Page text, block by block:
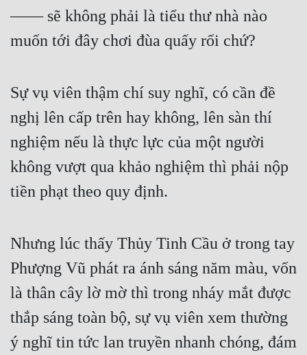
—— sẽ không phải là tiểu thư nhà nào
muốn tới đây chơi đùa quấy rối chứ?
Sự vụ viên thậm chí suy nghĩ, có cần đề
nghị lên cấp trên hay không, lên sàn thí
nghiệm nếu là thực lực của một người
không vượt qua khảo nghiệm thì phải nộp
tiền phạt theo quy định.
Nhưng lúc thấy Thủy Tinh Cầu ở trong tay
Phượng Vũ phát ra ánh sáng năm màu, vốn
là thân cây lờ mờ thì trong nháy mắt được
thắp sáng toàn bộ, sự vụ viên xem thường
ý nghĩ tin tức lan truyền nhanh chóng, đám